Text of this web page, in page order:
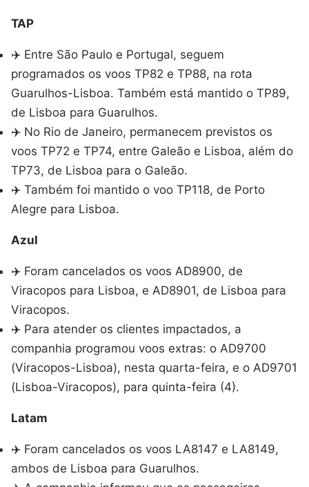
TAP
✈️ Entre São Paulo e Portugal, seguem
programados os voos TP82 e TP88, na rota
Guarulhos-Lisboa. Também está mantido o TP89,
de Lisboa para Guarulhos.
✈️ No Rio de Janeiro, permanecem previstos os
voos TP72 e TP74, entre Galeão e Lisboa, além do
TP73, de Lisboa para o Galeão.
✈️ Também foi mantido o voo TP118, de Porto
Alegre para Lisboa.
Azul
✈️ Foram cancelados os voos AD8900, de
Viracopos para Lisboa, e AD8901, de Lisboa para
Viracopos.
✈️ Para atender os clientes impactados, a
companhia programou voos extras: o AD9700
(Viracopos-Lisboa), nesta quarta-feira, e o AD9701
(Lisboa-Viracopos), para quinta-feira (4).
Latam
✈️ Foram cancelados os voos LA8147 e LA8149,
ambos de Lisboa para Guarulhos.